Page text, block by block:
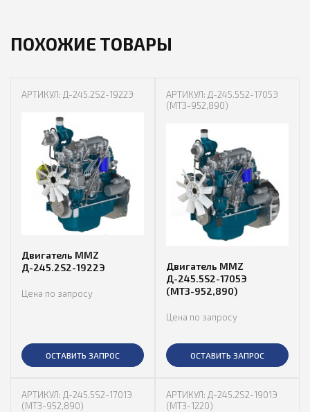
ПОХОЖИЕ ТОВАРЫ
АРТИКУЛ: Д-245.2S2-1922Э
Двигатель MMZ
Д-245.2S2-1922Э
Цена по запросу
ОСТАВИТЬ ЗАПРОС
АРТИКУЛ: Д-245.5S2-1705Э
(МТЗ-952,890)
Двигатель MMZ
Д-245.5S2-1705Э
(МТЗ-952,890)
Цена по запросу
ОСТАВИТЬ ЗАПРОС
АРТИКУЛ: Д-245.5S2-1701Э
(МТЗ-952,890)
АРТИКУЛ: Д-245.2S2-1901Э
(МТЗ-1220)